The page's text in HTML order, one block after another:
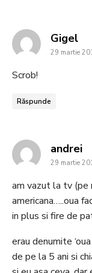
Gigelsays:
29 martie
Scrob!
Răspunde
andrei
29 martie
am vazut la tv (pe
americana…..oua
in plus si fire de
erau denumite
de pe la 5 ani si